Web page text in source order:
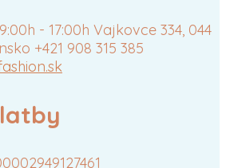
- 17:00h Vajkovce 334, 044
+421 908 315 385